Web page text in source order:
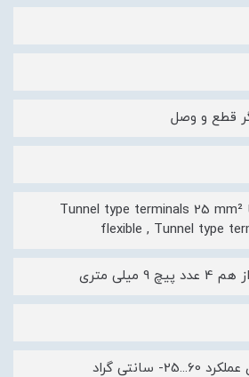
قطع و وصل
اتصالات - ترمینال ها Tunnel type terminals 25 mm²
flexible , Tunnel type
متری
سانتی گراد